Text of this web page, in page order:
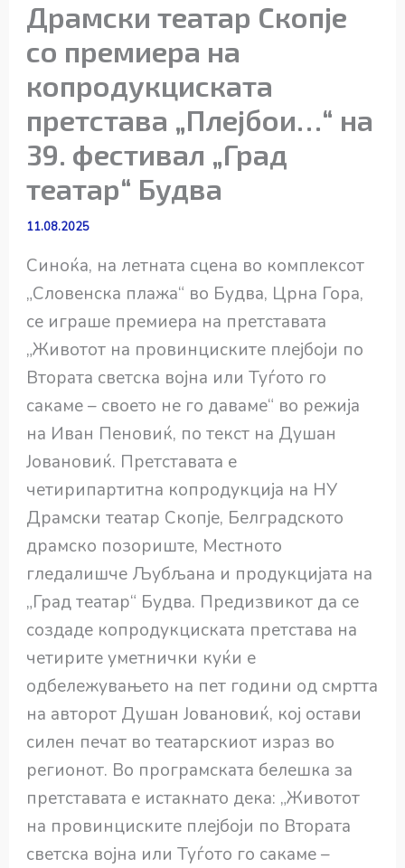
Драмски театар Скопје
со премиера на
копродукциската
претстава „Плејбои…“ на
39. фестивал „Град
театар“ Будва
11.08.2025
Синоќа, на летната сцена во комплексот
„Словенска плажа“ во Будва, Црна Гора,
се играше премиера на претставата
„Животот на провинциските плејбоји по
Втората светска војна или Туѓото го
сакаме – своето не го даваме“ во режија
на Иван Пеновиќ, по текст на Душан
Јовановиќ. Претставата е
четирипартитна копродукција на НУ
Драмски театар Скопје, Белградското
драмско позориште, Местното
гледалишче Љубљана и продукцијата на
„Град театар“ Будва. Предизвикот да се
создаде копродукциската претстава на
четирите уметнички куќи е
одбележувањето на пет години од смртта
на авторот Душан Јовановиќ, кој остави
силен печат во театарскиот израз во
регионот. Во програмската белешка за
претставата е истакнато дека: „Животот
на провинциските плејбоји по Втората
светска војна или Туѓото го сакаме –